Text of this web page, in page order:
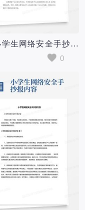
校园小学生网络安全手抄报内容
0